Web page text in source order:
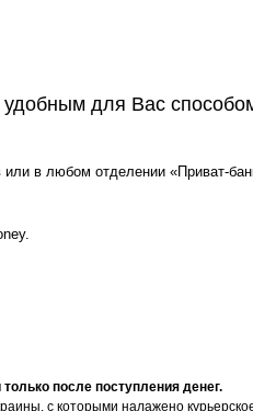
для Вас
или в любом отделении «Приват-
после поступления денег.
с которыми налажено